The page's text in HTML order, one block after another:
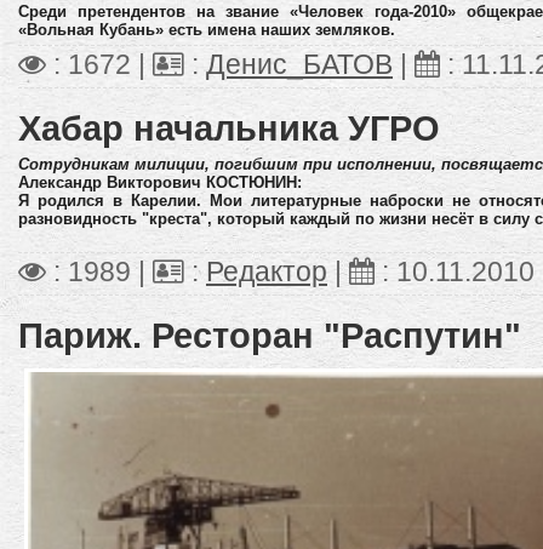
Среди претендентов на звание «Человек года-2010»
«Вольная Кубань» есть имена наших земляков.
: 1672 | : Денис_БАТОВ :
Хабар начальника УГРО
Сотрудникам милиции, погибшим при исполнении,
Александр Викторович КОСТЮНИН:
Я родился в Карелии. Мои литературные наброски не
разновидность "креста", который каждый по жизни несёт в силу
: 1989 | : Редактор | : 10.11.2010
Париж. Ресторан "Распутин"